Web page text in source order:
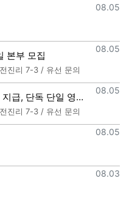
등록일
08.05
등록일
08.05
본부 모집
진리 7-3 / 유선 문의
등록일
08.05
(대우건설 시공) 역대 최대 수수료 지급, 단독 단일 영업본부 선착순 모집 (팀,팀원 개별문의 가능)
진리 7-3 / 유선 문의
등록일
08.05
등록일
08.03